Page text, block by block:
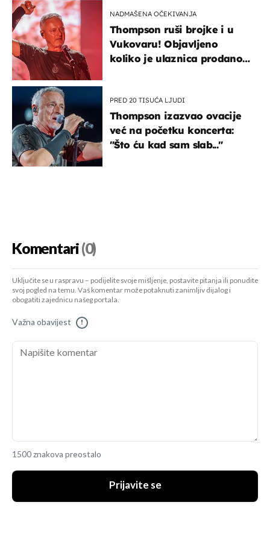
NADMAŠENA OČEKIVANJA
Thompson ruši brojke i u
Vukovaru! Objavljeno
koliko je ulaznica prodano
PRED 20 TISUĆA LJUDI
Thompson izazvao ovacije
već na početku koncerta:
"Što ću kad sam slab..."
Komentari(0)
Uključite se u raspravu – podijelite svoje mišljenje, postavite pitanja ili ponudite
svoj pogled na temu. Vaš komentar može potaknuti zanimljiv dijalog i
obogatiti zajednicu našeg portala.
Važna obavijest !
1500 znakova preostalo
Prijavite se